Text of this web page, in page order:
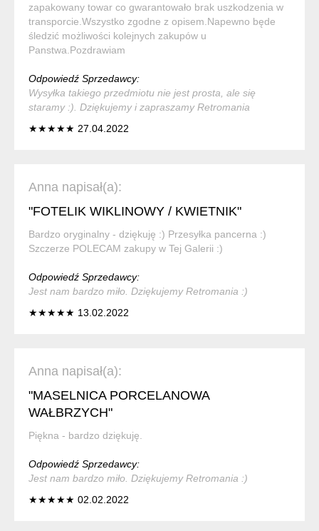
zapakowany towar co gwarantowało brak uszkodzenia w
transporcie.Wszystko zgodne z opisem.Napewno będe
śledzić możliwości kolejnych zakupów u
Panstwa.Pozdrawiam
Odpowiedź Sprzedawcy:
Wysyłka takiego przedmiotu nie jest prosta, ale się
staramy :). Dziękujemy i zapraszamy Retromania
★★★★★ 27.04.2022
Anna napisał(a):
"FOTELIK WIKLINOWY / KWIETNIK"
Bardzo oryginalny - dziękuję :) Przesyłka pancerna :)
Szczerze POLECAM zakupy w Tej Galerii :)
Odpowiedź Sprzedawcy:
Jest nam bardzo miło. Dziękujemy Retromania :)
★★★★★ 13.02.2022
Anna napisał(a):
"MASELNICA PORCELANOWA
WAŁBRZYCH"
Piękna - bardzo dziękuję.
Odpowiedź Sprzedawcy:
Jest nam bardzo miło. Dziękujemy Retromania :)
★★★★★ 02.02.2022